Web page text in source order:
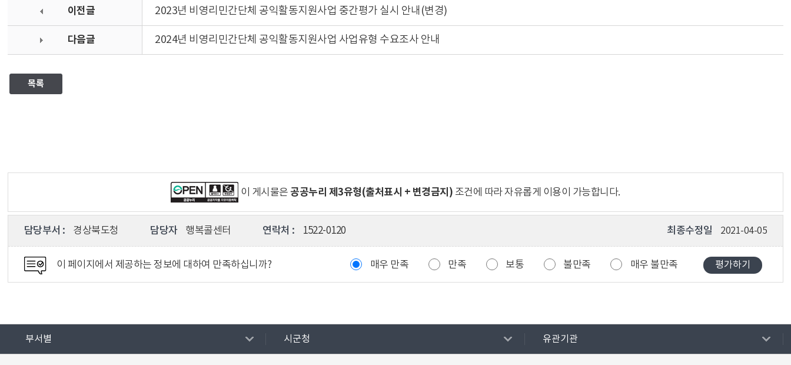
이전글 2023년 비영리민간단체 공익활동지원사업 중간평가 실시 안내(변경)
다음글 2024년 비영리민간단체 공익활동지원사업 사업유형 수요조사 안내
목록
이 게시물은 공공누리 제3유형(출처표시 + 변경금지) 조건에 따라 자유롭게 이용이 가능합니다.
담당부서 : 경상북도청 담당자 행복콜센터 연락처 : 1522-0120 최종수정일 2021-04-05
이 페이지에서 제공하는 정보에 대하여 만족하십니까? 매우 만족 만족 보통 불만족 매우 불만족
부서별 시군청 유관기관